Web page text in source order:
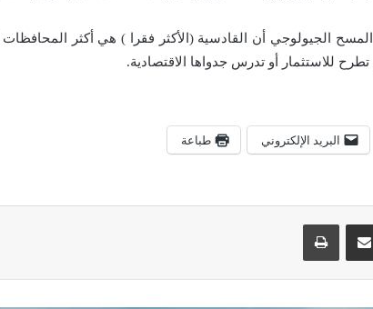
للاستثمار أو تدرس جدواها الاقتصادية.
البريد الإلكتروني طباعة